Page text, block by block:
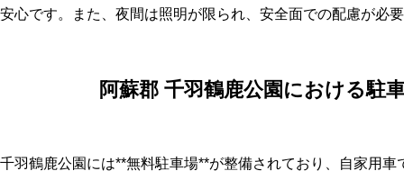
安心です。また、夜間は照明が限られ、安全面での配慮が必
阿蘇郡 千羽鶴鹿公園における駐
千羽鶴鹿公園には**無料駐車場**が整備されており、自家用